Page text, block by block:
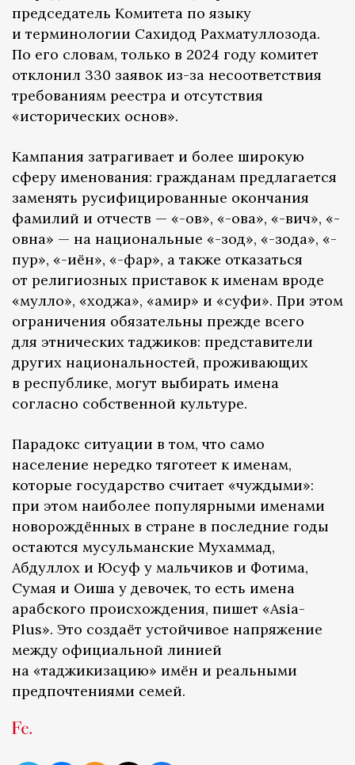
председатель Комитета по языку
и терминологии Сахидод Рахматуллозода.
По его словам, только в 2024 году комитет
отклонил 330 заявок из-за несоответствия
требованиям реестра и отсутствия
«исторических основ».
Кампания затрагивает и более широкую
сферу именования: гражданам предлагается
заменять русифицированные окончания
фамилий и отчеств — «-ов», «-ова», «-вич», «-
овна» — на национальные «-зод», «-зода», «-
пур», «-иён», «-фар», а также отказаться
от религиозных приставок к именам вроде
«мулло», «ходжа», «амир» и «суфи». При этом
ограничения обязательны прежде всего
для этнических таджиков: представители
других национальностей, проживающих
в республике, могут выбирать имена
согласно собственной культуре.
Парадокс ситуации в том, что само
население нередко тяготеет к именам,
которые государство считает «чуждыми»:
при этом наиболее популярными именами
новорождённых в стране в последние годы
остаются мусульманские Мухаммад,
Абдуллох и Юсуф у мальчиков и Фотима,
Сумая и Оиша у девочек, то есть имена
арабского происхождения, пишет «Asia-
Plus». Это создаёт устойчивое напряжение
между официальной линией
на «таджикизацию» имён и реальными
предпочтениями семей.